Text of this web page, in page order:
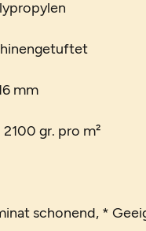
mm
gr. pro m²
schonend, *